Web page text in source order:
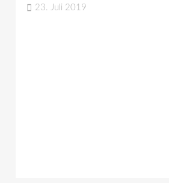
23. Juli 2019